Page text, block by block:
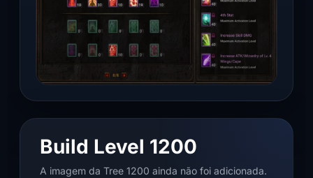
Build Level 1200
A imagem da Tree 1200 ainda não foi adicionada.